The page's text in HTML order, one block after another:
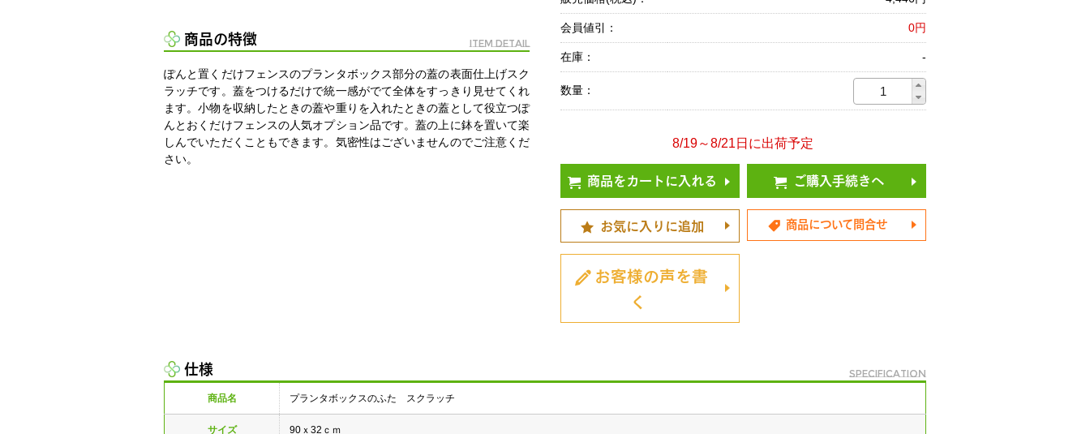
商品の特徴 Item Detail
ぽんと置くだけフェンスのプランタボックス部分の蓋の表面仕上げスク
ラッチです。蓋をつけるだけで統一感がでて全体をすっきり見せてくれ
ます。小物を収納したときの蓋や重りを入れたときの蓋として役立つぽ
んとおくだけフェンスの人気オプション品です。蓋の上に鉢を置いて楽
しんでいただくこともできます。気密性はございませんのでご注意くだ
さい。
会員値引： 0円
在庫： -
数量：
8/19～8/21日に出荷予定
商品をカートに入れる ご購入手続きへ
お気に入りに追加 商品について問合せ
お客様の声を書
く
仕様 specification
商品名 プランタボックスのふた スクラッチ
サイズ 90ｘ32ｃｍ